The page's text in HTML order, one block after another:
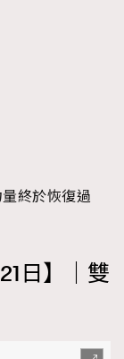
終於恢復過
日】｜雙